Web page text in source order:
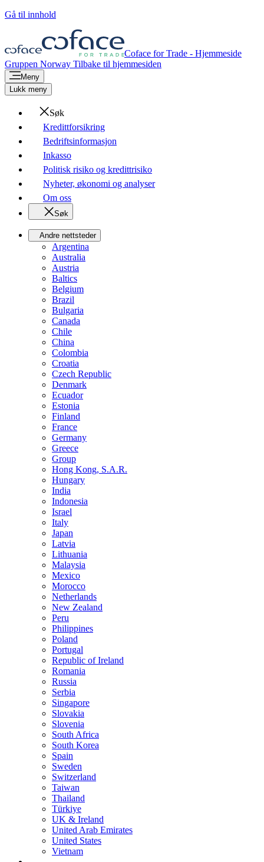
Gå til innhold
Coface for Trade - Hjemmeside
Gruppen Norway Tilbake til hjemmesiden
Meny
Lukk meny
Søk
Kredittforsikring
Bedriftsinformasjon
Inkasso
Politisk risiko og kredittrisiko
Nyheter, økonomi og analyser
Om oss
Søk
Andre nettsteder
Argentina
Australia
Austria
Baltics
Belgium
Brazil
Bulgaria
Canada
Chile
China
Colombia
Croatia
Czech Republic
Denmark
Ecuador
Estonia
Finland
France
Germany
Greece
Group
Hong Kong, S.A.R.
Hungary
India
Indonesia
Israel
Italy
Japan
Latvia
Lithuania
Malaysia
Mexico
Morocco
Netherlands
New Zealand
Peru
Philippines
Poland
Portugal
Republic of Ireland
Romania
Russia
Serbia
Singapore
Slovakia
Slovenia
South Africa
South Korea
Spain
Sweden
Switzerland
Taiwan
Thailand
Türkiye
UK & Ireland
United Arab Emirates
United States
Vietnam